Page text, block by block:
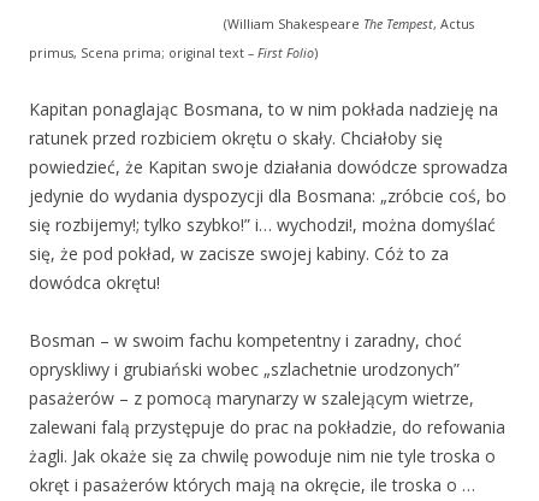
(William Shakespeare The Tempest, Actus
primus, Scena prima; original text – First Folio)
Kapitan ponaglając Bosmana, to w nim pokłada nadzieję na
ratunek przed rozbiciem okrętu o skały. Chciałoby się
powiedzieć, że Kapitan swoje działania dowódcze sprowadza
jedynie do wydania dyspozycji dla Bosmana: „zróbcie coś, bo
się rozbijemy!; tylko szybko!” i… wychodzi!, można domyślać
się, że pod pokład, w zacisze swojej kabiny. Cóż to za
dowódca okrętu!
Bosman – w swoim fachu kompetentny i zaradny, choć
opryskliwy i grubiański wobec „szlachetnie urodzonych”
pasażerów – z pomocą marynarzy w szalejącym wietrze,
zalewani falą przystępuje do prac na pokładzie, do refowania
żagli. Jak okaże się za chwilę powoduje nim nie tyle troska o
okręt i pasażerów których mają na okręcie, ile troska o …